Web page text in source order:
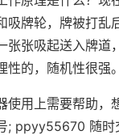
吸牌轮，牌被打乱
张张吸起送入牌道
的，随机性很强。
使用上需要帮助，
; ppyy55670 随时